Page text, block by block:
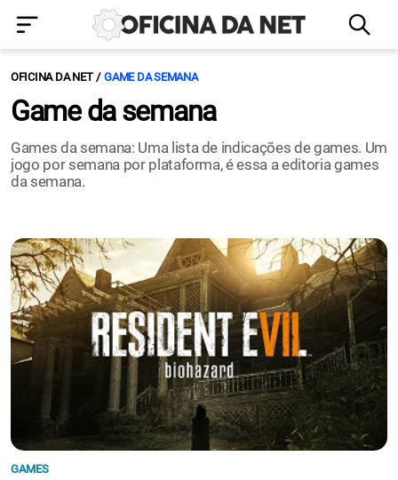
OFICINA DA NET GAME DA SEMANA
Game da semana
Games da semana: Uma lista de indicações de games. Um
jogo por semana por plataforma, é essa a editoria games
da semana.
GAMES